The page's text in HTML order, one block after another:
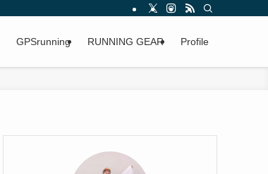
GPSrunning RUNNING GEAR Profile